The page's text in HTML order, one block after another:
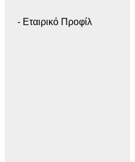
- Εταιρικό Προφίλ